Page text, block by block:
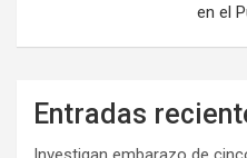
en el
Entradas